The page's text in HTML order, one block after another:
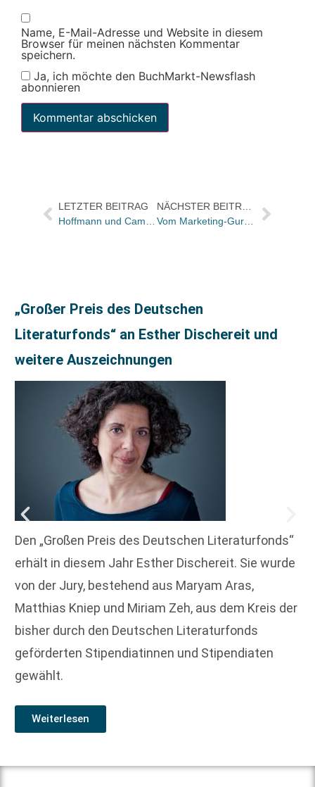
Name, E-Mail-Adresse und Website in diesem
Browser für meinen nächsten Kommentar
speichern.
Ja, ich möchte den BuchMarkt-Newsflash
abonnieren
LETZTER BEITRAG
„Großer Preis des Deutschen
Literaturfonds“ an Esther Dischereit und
weitere Auszeichnungen
Den „Großen Preis des Deutschen Literaturfonds“
erhält in diesem Jahr Esther Dischereit. Sie wurde
von der Jury, bestehend aus Maryam Aras,
Matthias Kniep und Miriam Zeh, aus dem Kreis der
bisher durch den Deutschen Literaturfonds
geförderten Stipendiatinnen und Stipendiaten
gewählt.
Weiterlesen